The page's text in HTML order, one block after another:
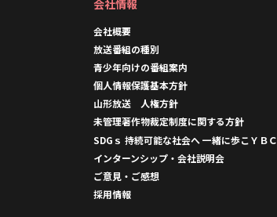
会社情報
会社概要
放送番組の種別
青少年向けの番組案内
個人情報保護基本方針
山形放送 人権方針
未管理著作物裁定制度に関する方針
SDGｓ 持続可能な社会へ 一緒に歩こＹＢＣ
インターンシップ・会社説明会
ご意見・ご感想
採用情報